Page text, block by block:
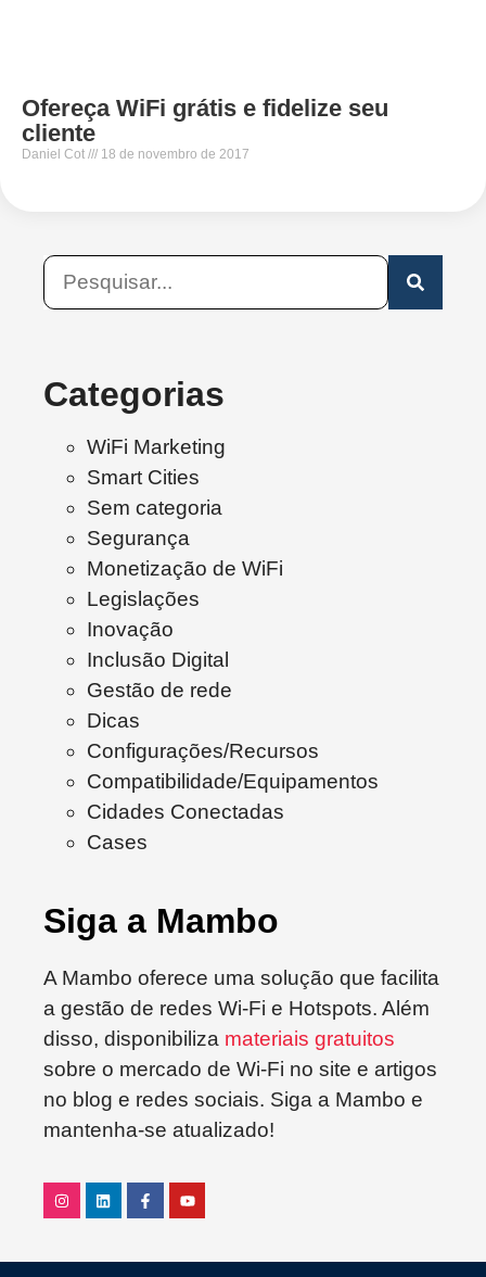
Ofereça WiFi grátis e fidelize seu
cliente
Daniel Cot 18 de novembro de 2017
Categorias
WiFi Marketing
Smart Cities
Sem categoria
Segurança
Monetização de WiFi
Legislações
Inovação
Inclusão Digital
Gestão de rede
Dicas
Configurações/Recursos
Compatibilidade/Equipamentos
Cidades Conectadas
Cases
Siga a Mambo
A Mambo oferece uma solução que facilita
a gestão de redes Wi-Fi e Hotspots. Além
disso, disponibiliza materiais gratuitos
sobre o mercado de Wi-Fi no site e artigos
no blog e redes sociais. Siga a Mambo e
mantenha-se atualizado!